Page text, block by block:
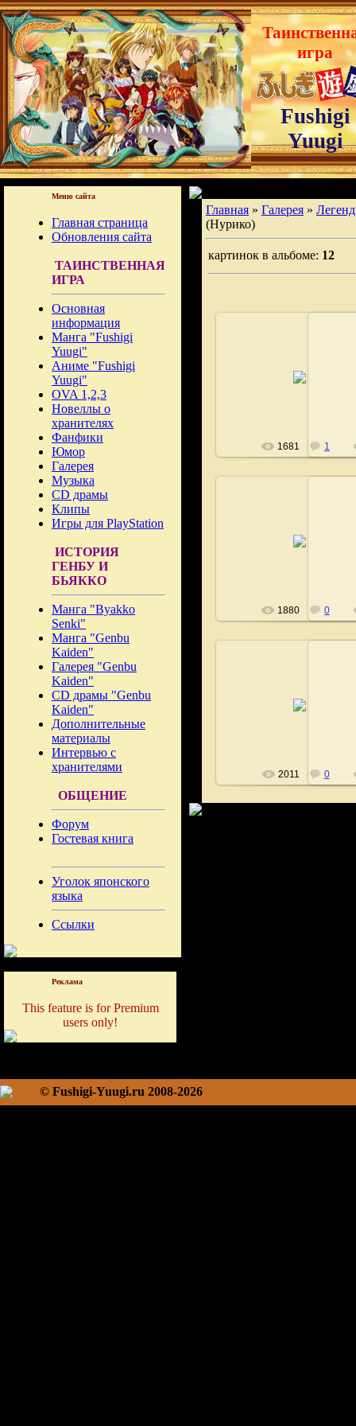
игра
Fushigi
Yuugi
Меню сайта
Главная страница
Обновления сайта
ТАИНСТВЕННАЯ
ИГРА
Основная
информация
Манга "Fushigi
Yuugi"
Аниме "Fushigi
Yuugi"
OVA 1,2,3
Новеллы о
хранителях
Фанфики
Юмор
Галерея
Музыка
CD драмы
Клипы
Игры для PlayStation
ИСТОРИЯ
ГЕНБУ И
БЬЯККО
Манга "Byakko
Senki"
Манга "Genbu
Kaiden"
Галерея "Genbu
Kaiden"
CD драмы "Genbu
Kaiden"
Дополнительные
материалы
Интервью с
хранителями
ОБЩЕНИЕ
Форум
Гостевая книга
Уголок японского
языка
Ссылки
Реклама
This feature is for Premium
users only!
Главная » Галерея »
(Нурико)
картинок в альбоме: 12
1681 1
1880 0
2011 0
© Fushigi-Yuugi.ru 2008-2026